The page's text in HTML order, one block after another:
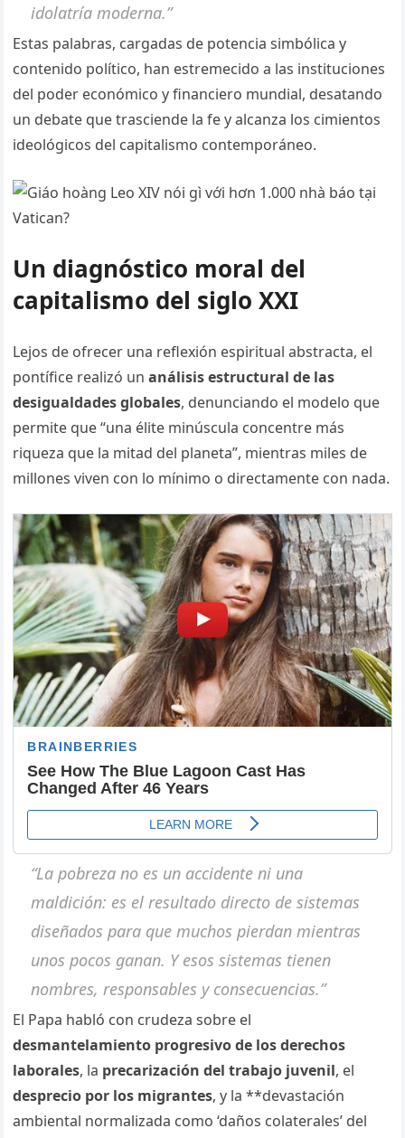
idolatría moderna.”
Estas palabras, cargadas de potencia simbólica y
contenido político, han estremecido a las instituciones
del poder económico y financiero mundial, desatando
un debate que trasciende la fe y alcanza los cimientos
ideológicos del capitalismo contemporáneo.
Un diagnóstico moral del
capitalismo del siglo XXI
Lejos de ofrecer una reflexión espiritual abstracta, el
pontífice realizó unanálisis estructural de las
desigualdades globales, denunciando el modelo que
permite que “una élite minúscula concentre más
riqueza que la mitad del planeta”, mientras miles de
millones viven con lo mínimo o directamente con nada.
“La pobreza no es un accidente ni una
maldición: es el resultado directo de sistemas
diseñados para que muchos pierdan mientras
unos pocos ganan. Y esos sistemas tienen
nombres, responsables y consecuencias.”
El Papa habló con crudeza sobre el
desmantelamiento progresivo de los derechos
laborales, la precarización del trabajo juvenil, el
desprecio por los migrantes, y la **devastación
ambiental normalizada como ‘daños colaterales’ del